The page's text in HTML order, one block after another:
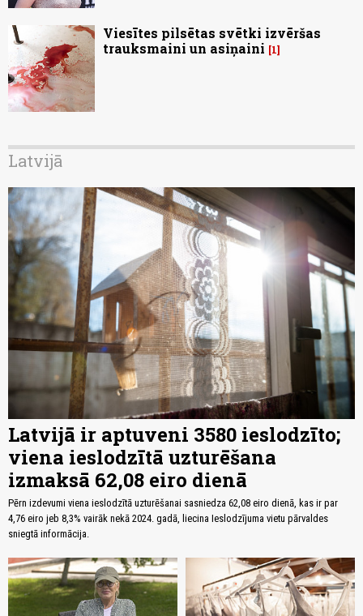
Viesītes pilsētas svētki izvēršas
trauksmaini un asiņaini
1
Latvijā
Latvijā ir aptuveni 3580 ieslodzīto;
viena ieslodzītā uzturēšana
izmaksā 62,08 eiro dienā
Pērn izdevumi viena ieslodzītā uzturēšanai sasniedza 62,08 eiro dienā, kas ir par
4,76 eiro jeb 8,3% vairāk nekā 2024. gadā, liecina Ieslodzījuma vietu pārvaldes
sniegtā informācija.